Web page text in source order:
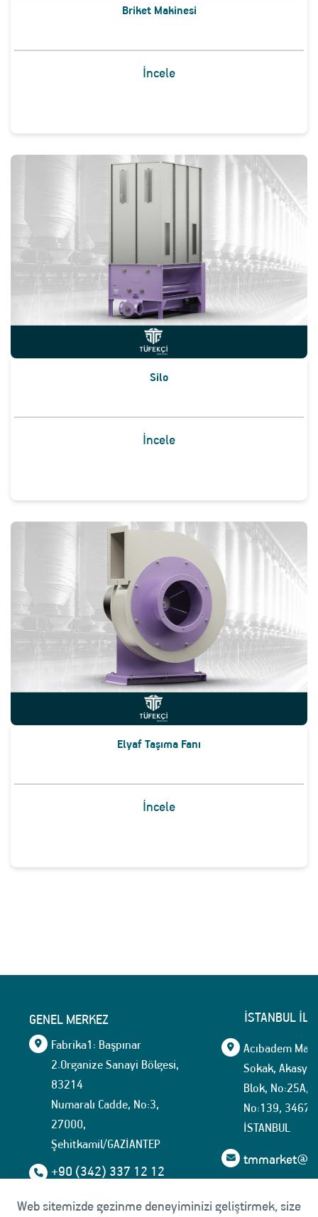
Web sitemizde gezinme deneyiminizi geliştirmek, size
Briket Makinesi
İncele
Silo
İncele
Elyaf Taşıma Fanı
İncele
GENEL MERKEZ
Fabrika1: Başpınar
2.Organize Sanayi Bölgesi,
83214
Numaralı Cadde, No:3,
27000,
Şehitkamil/GAZİANTEP
+90 (342) 337 12 12
+90(342) 337 15 35
İSTANBUL
Acıbadem
Sokak, Akasya
Blok, No:25A,
No:139,
İSTANBUL